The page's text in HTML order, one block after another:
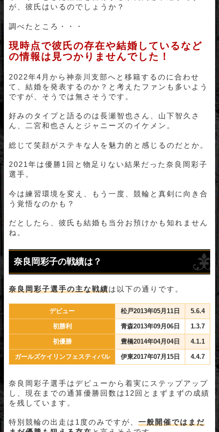
が、彼氏はいるのでしょうか？
調べたところ・・・
現時点で彼氏の存在や結婚しているなど
の情報は見つかりませんでした！
2022年4月から神奈川支部へと移籍するのに合わせ
て、結婚を発表するのか？と考えたファンも多いよう
ですが、そうでは無さそうです。
好みのタイプと語るのは長瀬智也さん、山下智久さ
ん、二宮和也さんとジャニーズのイケメン。
総じて笑顔がステキな人を魅力的と感じるのだとか。
2021年は優勝1回と物足りない結果だった奈良岡彩子
選手。
今は練習環境を変え、もう一度、競輪と真剣に向き合
う覚悟なのかも？
だとしたら、彼氏も結婚も当分お預けかも知れません
ね。
奈良岡彩子の戦績は？
奈良岡彩子選手の主な戦績は以下の通りです。
デビュー 松戸2013年05月11日 5.6.4
初勝利 青森2013年09月06日 1.3.7
初優勝 豊橋2014年04月04日 4.1.1
ガールズケイリンフェスティバル 伊東2017年07月15日 4.4.7
奈良岡彩子選手はデビューから着実にステップアップ
し、現在までの通算優勝回数は12回とまずまずの成績
を残しています。
特別競輪の出走は1度のみですが、 一般開催ではまだ